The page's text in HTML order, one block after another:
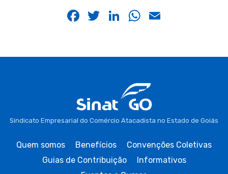
Facebook
Twitter
LinkedIn
WhatsApp
Sindicato Empresarial do Comércio Atacadista no Estado de Goiás
Quem somos Benefícios
Convenções Coletivas
Guias de Contribuição
Informativos